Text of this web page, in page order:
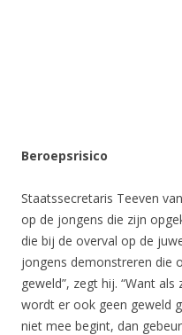
Beroepsrisico
Staatssecretaris Teeven
op de jongens die zijn
die bij de overval op de
jongens demonstreren die
geweld”, zegt hij. “Want
wordt er ook geen geweld
niet mee begint, dan